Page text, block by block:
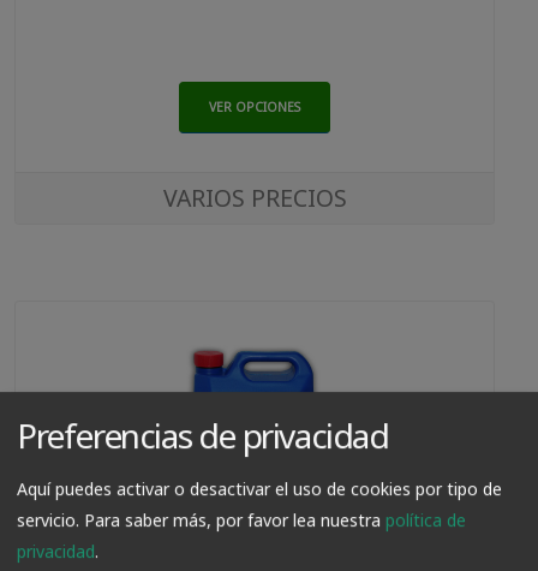
VER OPCIONES
VARIOS PRECIOS
Preferencias de privacidad
Aquí puedes activar o desactivar el uso de cookies por tipo de
servicio. Para saber más, por favor lea nuestra política de
privacidad.